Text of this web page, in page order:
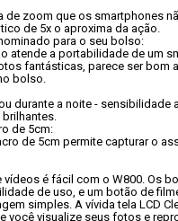
de zoom que os smartphones
de 5x o aproxima da ação.
para o seu bolso:
atende a portabilidade de um
fantásticas, parece ser bom
bolso.
durante a noite - sensibilidade
de 5cm:
de 5cm permite capturar o
vídeos é fácil com o W800. Os
de uso, e um botão de
simples. A vívida tela LCD
você visualize seus fotos e